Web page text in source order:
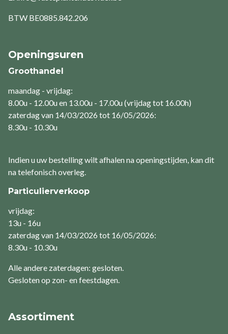
BTW BE0885.842.206
Openingsuren
Groothandel
maandag - vrijdag:
8.00u - 12.00u en 13.00u - 17.00u (vrijdag tot 16.00h)
zaterdag van 14/03/2026 tot 16/05/2026:
8.30u - 10.30u
Indien u uw bestelling wilt afhalen na openingstijden, kan dit
na telefonisch overleg.
Particulierverkoop
vrijdag:
13u - 16u
zaterdag van 14/03/2026 tot 16/05/2026:
8.30u - 10.30u
Alle andere zaterdagen: gesloten.
Gesloten op zon- en feestdagen.
Assortiment